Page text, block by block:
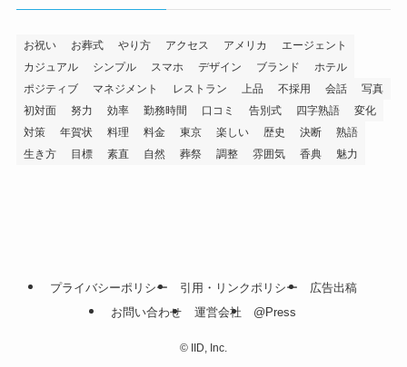
お祝い お葬式 やり方 アクセス アメリカ
エージェント
カジュアル
シンプル スマホ デザイン ブランド
ホテル
ポジティブ
マネジメント レストラン 上品 不採用 会話
写真
初対面
努力 効率 勤務時間 口コミ 告別式 四字熟語
変化
対策
年賀状 料理 料金 東京 楽しい 歴史 決断
熟語
生き方
目標 素直 自然 葬祭 調整 雰囲気 香典 魅力
プライバシーポリシー 引用・リンクポリシー
広告出稿
お問い合わせ
運営会社 @Press
© IID, Inc.